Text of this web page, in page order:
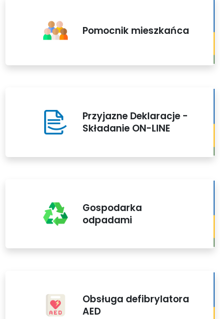
Pomocnik mieszkańca
Przyjazne Deklaracje -
Składanie ON-LINE
Gospodarka
odpadami
Obsługa defibrylatora
AED